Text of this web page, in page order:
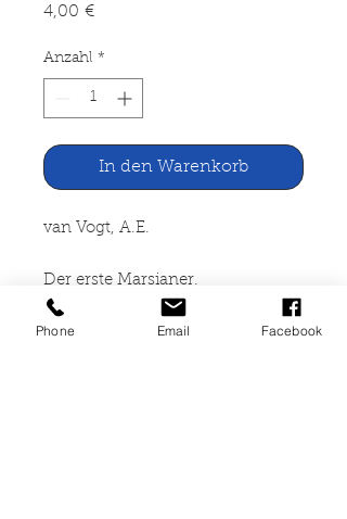
4,00 €Preis
Anzahl *
In den Warenkorb
van Vogt, A.E.
Der erste Marsianer.
Fünf Meistererzählungen der
Phone Email Facebook